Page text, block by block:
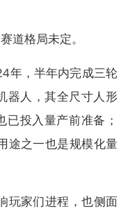
道格局未定。
年，半年内完成三轮
器人，其全尺寸人形
已投入量产前准备；
途之一也是规模化量
玩家们进程，也侧面